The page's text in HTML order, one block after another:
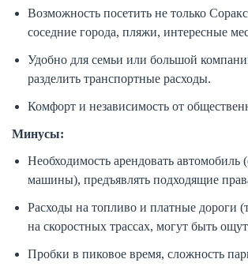
Возможность посетить не только
соседние города, пляжи, интересные
Удобно для семьи или большой
разделить транспортные расходы.
Комфорт и независимость от
Минусы:
Необходимость арендовать автомобиль
машины), предъявлять подходящие
Расходы на топливо и платные дороги
на скоростных трассах, могут быть
Пробки в пиковое время, сложность